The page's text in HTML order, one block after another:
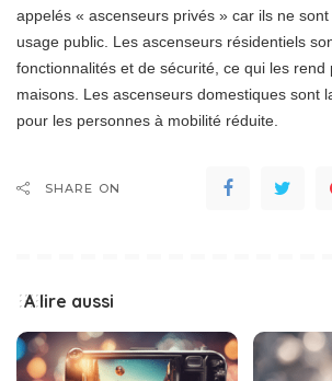
appelés « ascenseurs privés » car ils ne
usage public. Les ascenseurs résidentiels
fonctionnalités et de sécurité, ce qui les rend
maisons. Les ascenseurs domestiques sont
pour les personnes à mobilité réduite.
SHARE ON
A lire aussi